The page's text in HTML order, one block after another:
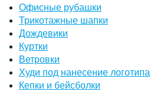
Офисные рубашки
Трикотажные шапки
Дождевики
Куртки
Ветровки
Худи под нанесение логотипа
Кепки и бейсболки